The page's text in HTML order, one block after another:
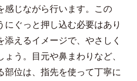
感じながら行います。この
にぐっと押し込む必要はあり
添えるイメージで、やさしく
う。目元や鼻まわりなど、
部位は、指先を使って丁寧に